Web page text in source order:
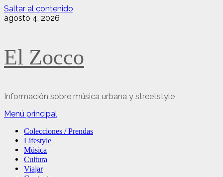
Saltar al contenido
agosto 4, 2026
El Zocco
Información sobre música urbana y streetstyle
Menú principal
Colecciones / Prendas
Lifestyle
Música
Cultura
Viajar